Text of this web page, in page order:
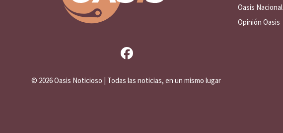
© 2026 Oasis Noticioso | Todas las noticias, en un mismo lugar
Oasis Nacional
Opinión Oasis